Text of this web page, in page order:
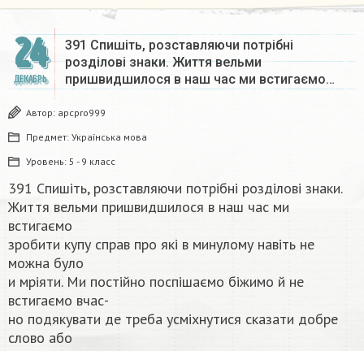
24
ДЕКАБРЬ
391 Спишіть, розставляючи потрібні
розділові знаки. Життя вельми
пришвидшилося в наш час ми встигаємо…
Автор: apcpro999
Предмет: Українська мова
Уровень: 5 - 9 класс
391 Спишіть, розставляючи потрібні розділові знаки.
Життя вельми пришвидшилося в наш час ми
встигаємо
зробити купу справ про які в минулому навіть не
можна було
и мріяти. Ми постійно поспішаємо біжимо й не
встигаємо вчас-
но подякувати де треба усміхнутися сказати добре
слово або